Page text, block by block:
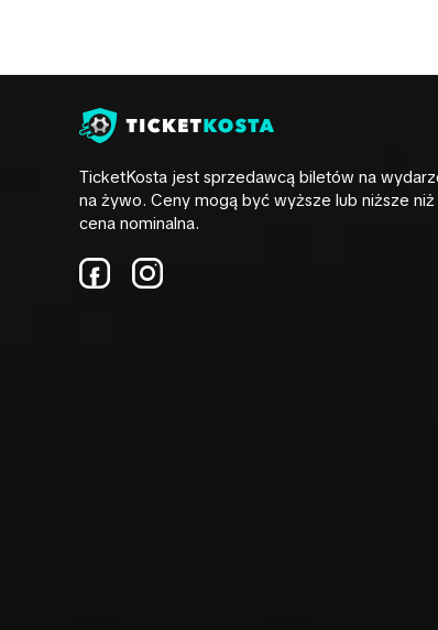
TicketKosta jest sprzedawcą biletów na
na żywo. Ceny mogą być wyższe lub niższe niż
cena nominalna.